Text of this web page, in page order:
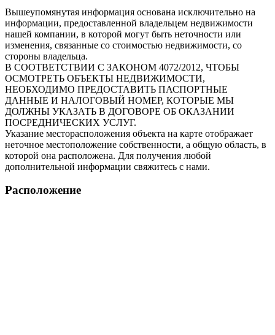
Вышеупомянутая информация основана исключительно на
информации, предоставленной владельцем недвижимости
нашей компании, в которой могут быть неточности или
изменения, связанные со стоимостью недвижимости, со
стороны владельца.
В СООТВЕТСТВИИ С ЗАКОНОМ 4072/2012, ЧТОБЫ
ОСМОТРЕТЬ ОБЪЕКТЫ НЕДВИЖИМОСТИ,
НЕОБХОДИМО ПРЕДОСТАВИТЬ ПАСПОРТНЫЕ
ДАННЫЕ И НАЛОГОВЫЙ НОМЕР, КОТОРЫЕ МЫ
ДОЛЖНЫ УКАЗАТЬ В ДОГОВОРЕ ОБ ОКАЗАНИИ
ПОСРЕДНИЧЕСКИХ УСЛУГ.
Указание месторасположения объекта на карте отображает
неточное местоположение собственности, а общую область, в
которой она расположена. Для получения любой
дополнительной информации свяжитесь с нами.
Расположение